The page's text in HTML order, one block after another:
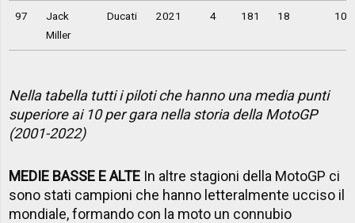
97
Jack
Miller
Ducati 2021 4 181 18
Nella tabella tutti i piloti che hanno una media punti
superiore ai 10 per gara nella storia della MotoGP
(2001-2022)
MEDIE BASSE E ALTE In altre stagioni della MotoGP ci
sono stati campioni che hanno letteralmente ucciso il
mondiale, formando con la moto un connubio